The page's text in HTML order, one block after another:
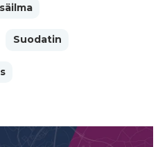
Suodatin